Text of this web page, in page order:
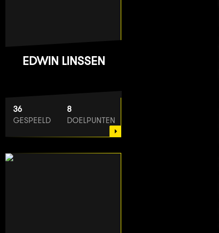
EDWIN LINSSEN
36
GESPEELD
8
DOELPUNTEN